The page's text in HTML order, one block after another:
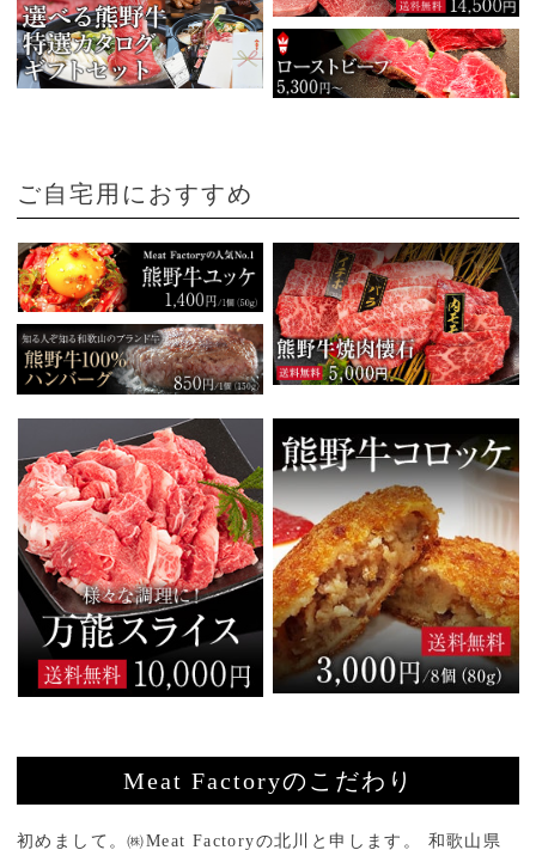
ご自宅用におすすめ
Meat Factoryのこだわり
初めまして。㈱Meat Factoryの北川と申します。 和歌山県